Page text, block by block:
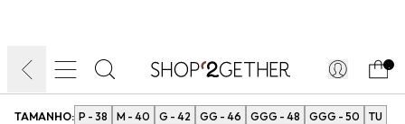
TAMANHO: P - 38 M - 40 G - 42 GG - 46 GGG - 48 GGG - 50 TU